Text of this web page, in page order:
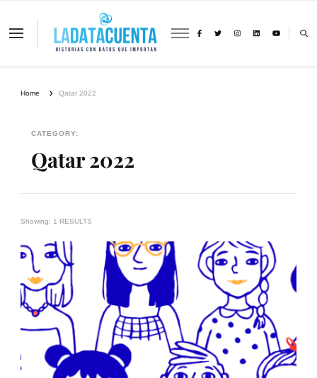
La Data Cuenta es una plataforma
Home Qatar 2022
CATEGORY:
Qatar 2022
Showing: 1 RESULTS